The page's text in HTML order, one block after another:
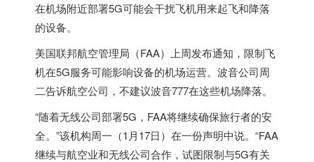
在机场附近部署5G可能会干扰飞机用来起飞和降落
的设备。
美国联邦航空管理局（FAA）上周发布通知，限制飞
机在5G服务可能影响设备的机场运营。波音公司周
二告诉航空公司，不建议波音777在这些机场降落。
“随着无线公司部署5G，FAA将继续确保旅行者的安
全。”该机构周一（1月17日）在一份声明中说。“FAA
继续与航空业和无线公司合作，试图限制与5G有关